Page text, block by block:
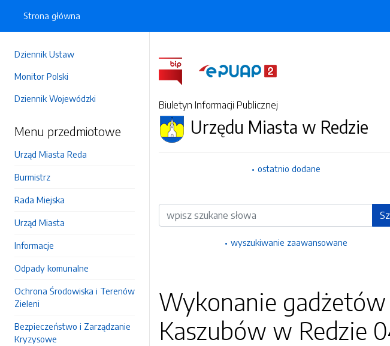
Dziennik Ustaw
Monitor Polski
Dziennik Wojewódzki
Menu przedmiotowe
Urząd Miasta Reda
Burmistrz
Rada Miejska
Urząd Miasta
Informacje
Odpady komunalne
Ochrona Środowiska i Terenów
Zieleni
Bezpieczeństwo i Zarządzanie
Kryzysowe
Strona główna
Biuletyn Informacji Publicznej
Urzędu Miasta w Redzie
ostatnio dodane
Wyszukiwarka
wyszukiwanie zaawansowane
Wykonanie
Kaszubów w Redzie